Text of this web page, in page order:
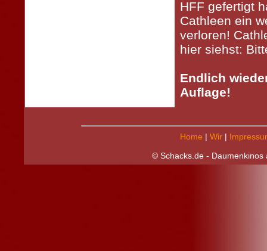
HFF gefertigt
Cathleen ein
verloren!
hier siehst:
Endlich
Auflage!
Home | Wir|
© Schacks.de - Daumenkinos